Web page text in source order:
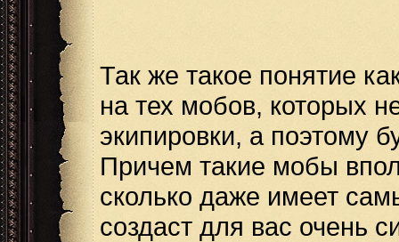
Так же такое понятие
на тех мобов, которых
экипировки, а поэтому
Причем такие мобы
сколько даже имеет
создаст для вас очень